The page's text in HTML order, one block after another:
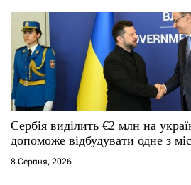
Сербія виділить €2 млн на
допоможе відбудувати одне з
8 Серпня, 2026